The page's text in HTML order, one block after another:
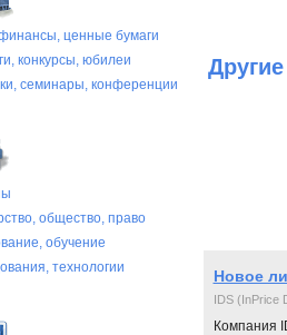
ценные бумаги
конкурсы, юбилеи
cеминары, конференции
общество, право
обучение
технологии
Новое
IDS (InPrice
Компания